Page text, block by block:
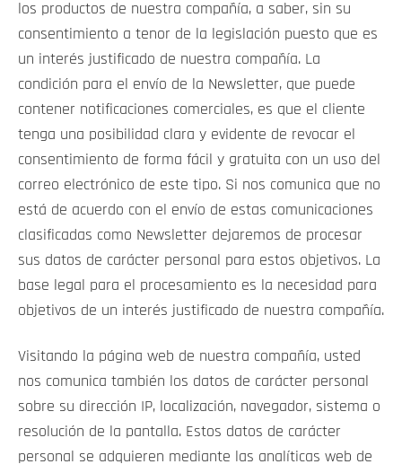
los productos de nuestra compañía, a saber, sin su
consentimiento a tenor de la legislación puesto que es
un interés justificado de nuestra compañía. La
condición para el envío de la Newsletter, que puede
contener notificaciones comerciales, es que el cliente
tenga una posibilidad clara y evidente de revocar el
consentimiento de forma fácil y gratuita con un uso del
correo electrónico de este tipo. Si nos comunica que no
está de acuerdo con el envío de estas comunicaciones
clasificadas como Newsletter dejaremos de procesar
sus datos de carácter personal para estos objetivos. La
base legal para el procesamiento es la necesidad para
objetivos de un interés justificado de nuestra compañía.
Visitando la página web de nuestra compañía, usted
nos comunica también los datos de carácter personal
sobre su dirección IP, localización, navegador, sistema o
resolución de la pantalla. Estos datos de carácter
personal se adquieren mediante las analíticas web de